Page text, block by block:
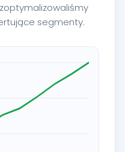
segmenty.